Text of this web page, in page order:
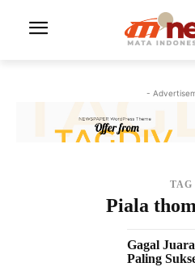
-
TAG
Piala
Gagal
Paling